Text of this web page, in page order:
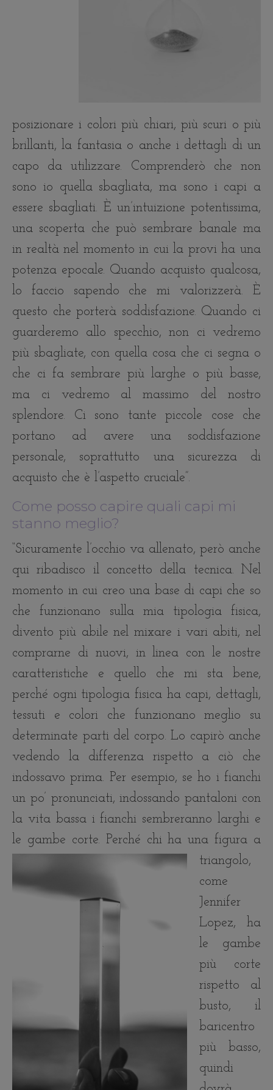
posizionare i colori più chiari, più scuri o più
brillanti, la fantasia o anche i dettagli di un
capo da utilizzare. Comprenderò che non
sono io quella sbagliata, ma sono i capi a
essere sbagliati. È un’intuizione potentissima,
una scoperta che può sembrare banale ma
in realtà nel momento in cui la provi ha una
potenza epocale. Quando acquisto qualcosa,
lo faccio sapendo che mi valorizzerà. È
questo che porterà soddisfazione. Quando ci
guarderemo allo specchio, non ci vedremo
più sbagliate, con quella cosa che ci segna o
che ci fa sembrare più larghe o più basse,
ma ci vedremo al massimo del nostro
splendore. Ci sono tante piccole cose che
portano ad avere una soddisfazione
personale, soprattutto una sicurezza di
acquisto che è l’aspetto cruciale”.
Come posso capire quali capi mi
stanno meglio?
“Sicuramente l’occhio va allenato, però anche
qui ribadisco il concetto della tecnica. Nel
momento in cui creo una base di capi che so
che funzionano sulla mia tipologia fisica,
divento più abile nel mixare i vari abiti, nel
comprarne di nuovi, in linea con le nostre
caratteristiche e quello che mi sta bene,
perché ogni tipologia fisica ha capi, dettagli,
tessuti e colori che funzionano meglio su
determinate parti del corpo. Lo capirò anche
vedendo la differenza rispetto a ciò che
indossavo prima. Per esempio, se ho i fianchi
un po’ pronunciati, indossando pantaloni con
la vita bassa i fianchi sembreranno larghi e
le gambe corte. Perché chi ha una figura a
triangolo,
come
Jennifer
Lopez, ha
le gambe
più corte
rispetto al
busto, il
baricentro
più basso,
quindi